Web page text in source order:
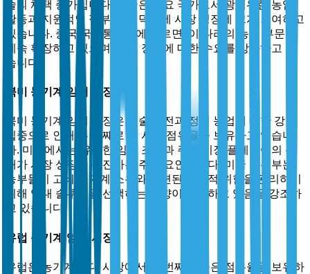
술의 채택 증가입니다. 중국은 주요 국가로서 광범위한 농업
활동과 지원적인 정부 정책 덕분에 시장 성장에 크게 기여하고
있습니다. 중국 국가통계국에 따르면, 이 나라의 농업 부문은
계속 확장하고 있으며, 임대 장비에 대한 수요를 강화하고 있
습니다.
북미 농기계 임대 시장
북미 농기계 임대 시장은 기술 발전과 정밀 농업에 대한 강한
집중으로 인해 두 번째로 큰 시장 점유율을 보유하고 있습니
다. 미국에서는 유리한 임대 조건과 주요 시장 플레이어의 존
재가 시장 성장을 촉진하는 주요 요인입니다. 미국 농무부는
농부들이 고비용 기계 소유와 관련된 재정적 위험을 관리하기
위해 임대 솔루션을 선택하는 경향이 증가하고 있음을 강조하
고 있습니다.
유럽 농기계 임대 시장
유럽은 농기계 임대 시장에서 세 번째로 높은 점유율을 보유하